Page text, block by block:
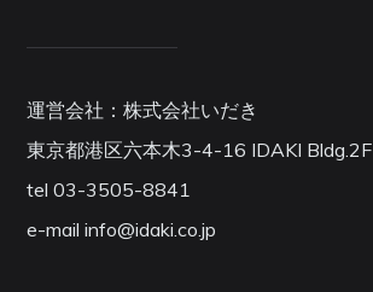
運営会社：株式会社いだき
東京都港区六本木3-4-16 IDAKI Bldg.2F
tel 03-3505-8841
e-mail info@idaki.co.jp